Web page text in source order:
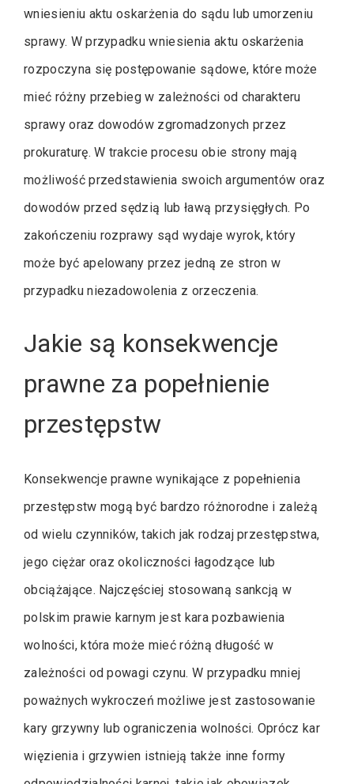
wniesieniu aktu oskarżenia do sądu lub umorzeniu
sprawy. W przypadku wniesienia aktu oskarżenia
rozpoczyna się postępowanie sądowe, które może
mieć różny przebieg w zależności od charakteru
sprawy oraz dowodów zgromadzonych przez
prokuraturę. W trakcie procesu obie strony mają
możliwość przedstawienia swoich argumentów oraz
dowodów przed sędzią lub ławą przysięgłych. Po
zakończeniu rozprawy sąd wydaje wyrok, który
może być apelowany przez jedną ze stron w
przypadku niezadowolenia z orzeczenia.
Jakie są konsekwencje
prawne za popełnienie
przestępstw
Konsekwencje prawne wynikające z popełnienia
przestępstw mogą być bardzo różnorodne i zależą
od wielu czynników, takich jak rodzaj przestępstwa,
jego ciężar oraz okoliczności łagodzące lub
obciążające. Najczęściej stosowaną sankcją w
polskim prawie karnym jest kara pozbawienia
wolności, która może mieć różną długość w
zależności od powagi czynu. W przypadku mniej
poważnych wykroczeń możliwe jest zastosowanie
kary grzywny lub ograniczenia wolności. Oprócz kar
więzienia i grzywien istnieją także inne formy